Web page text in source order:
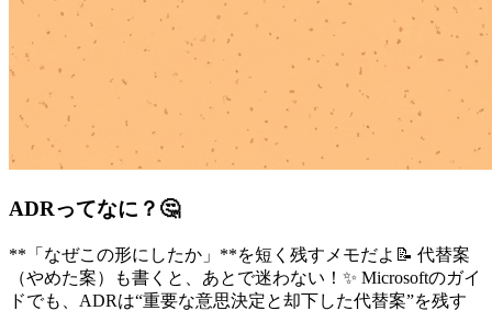
ADRってなに？🤔
**「なぜこの形にしたか」**を短く残すメモだよ📝 代替案
（やめた案）も書くと、あとで迷わない！✨ Microsoftのガイ
ドでも、ADRは“重要な意思決定と却下した代替案”を残す